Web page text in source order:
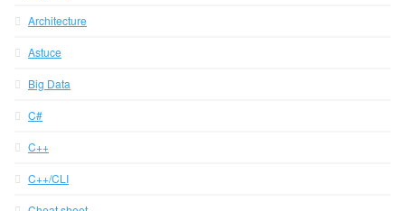
Architecture
Astuce
Big Data
C#
C++
C++/CLI